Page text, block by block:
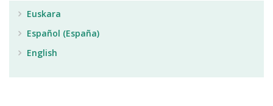
Euskara
Español (España)
English